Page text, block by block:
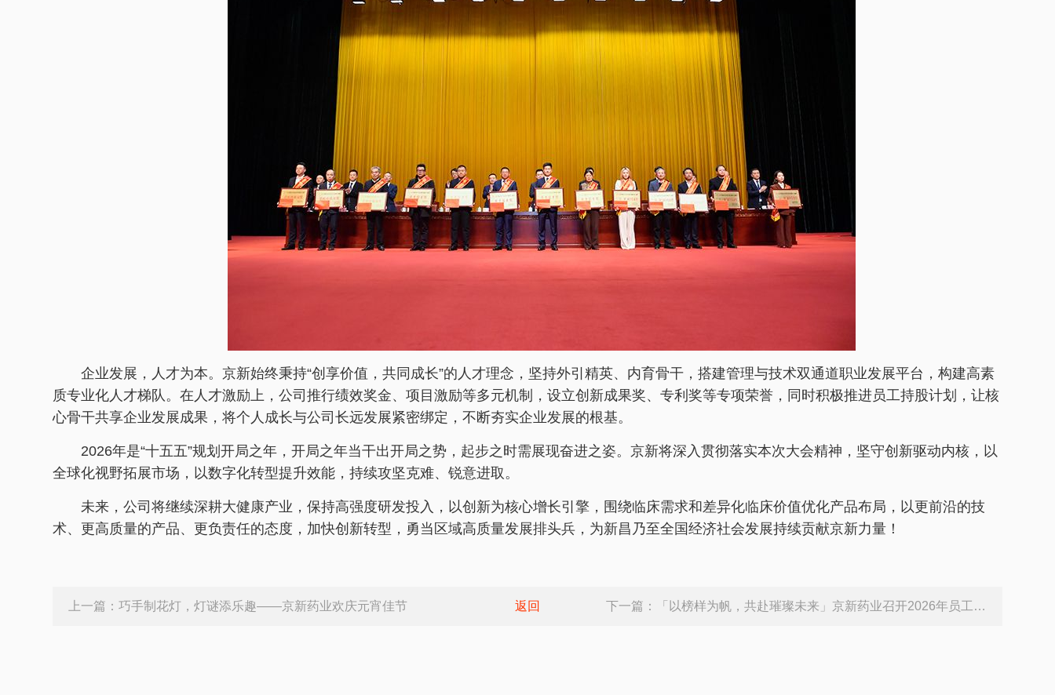
企业发展，人才为本。京新始终秉持“创享价值，共同成长”的人才理念，坚持外引精英、内育骨干，搭建管理与技术双通道职业发展平台，构建高素
质专业化人才梯队。在人才激励上，公司推行绩效奖金、项目激励等多元机制，设立创新成果奖、专利奖等专项荣誉，同时积极推进员工持股计划，让核
心骨干共享企业发展成果，将个人成长与公司长远发展紧密绑定，不断夯实企业发展的根基。
2026年是“十五五”规划开局之年，开局之年当干出开局之势，起步之时需展现奋进之姿。京新将深入贯彻落实本次大会精神，坚守创新驱动内核，以
全球化视野拓展市场，以数字化转型提升效能，持续攻坚克难、锐意进取。
未来，公司将继续深耕大健康产业，保持高强度研发投入，以创新为核心增长引擎，围绕临床需求和差异化临床价值优化产品布局，以更前沿的技
术、更高质量的产品、更负责任的态度，加快创新转型，勇当区域高质量发展排头兵，为新昌乃至全国经济社会发展持续贡献京新力量！
上一篇：巧手制花灯，灯谜添乐趣——京新药业欢庆元宵佳节 返回 下一篇： 「以榜样为帆，共赴璀璨未来」京新药业召开2026年员工大会